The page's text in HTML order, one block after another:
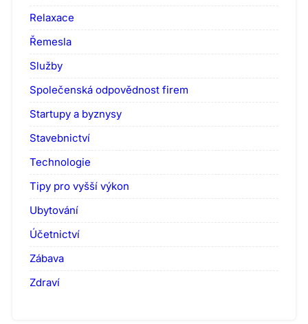
Relaxace
Řemesla
Služby
Společenská odpovědnost firem
Startupy a byznysy
Stavebnictví
Technologie
Tipy pro vyšší výkon
Ubytování
Účetnictví
Zábava
Zdraví